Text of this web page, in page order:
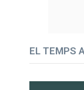
EL TEMPS